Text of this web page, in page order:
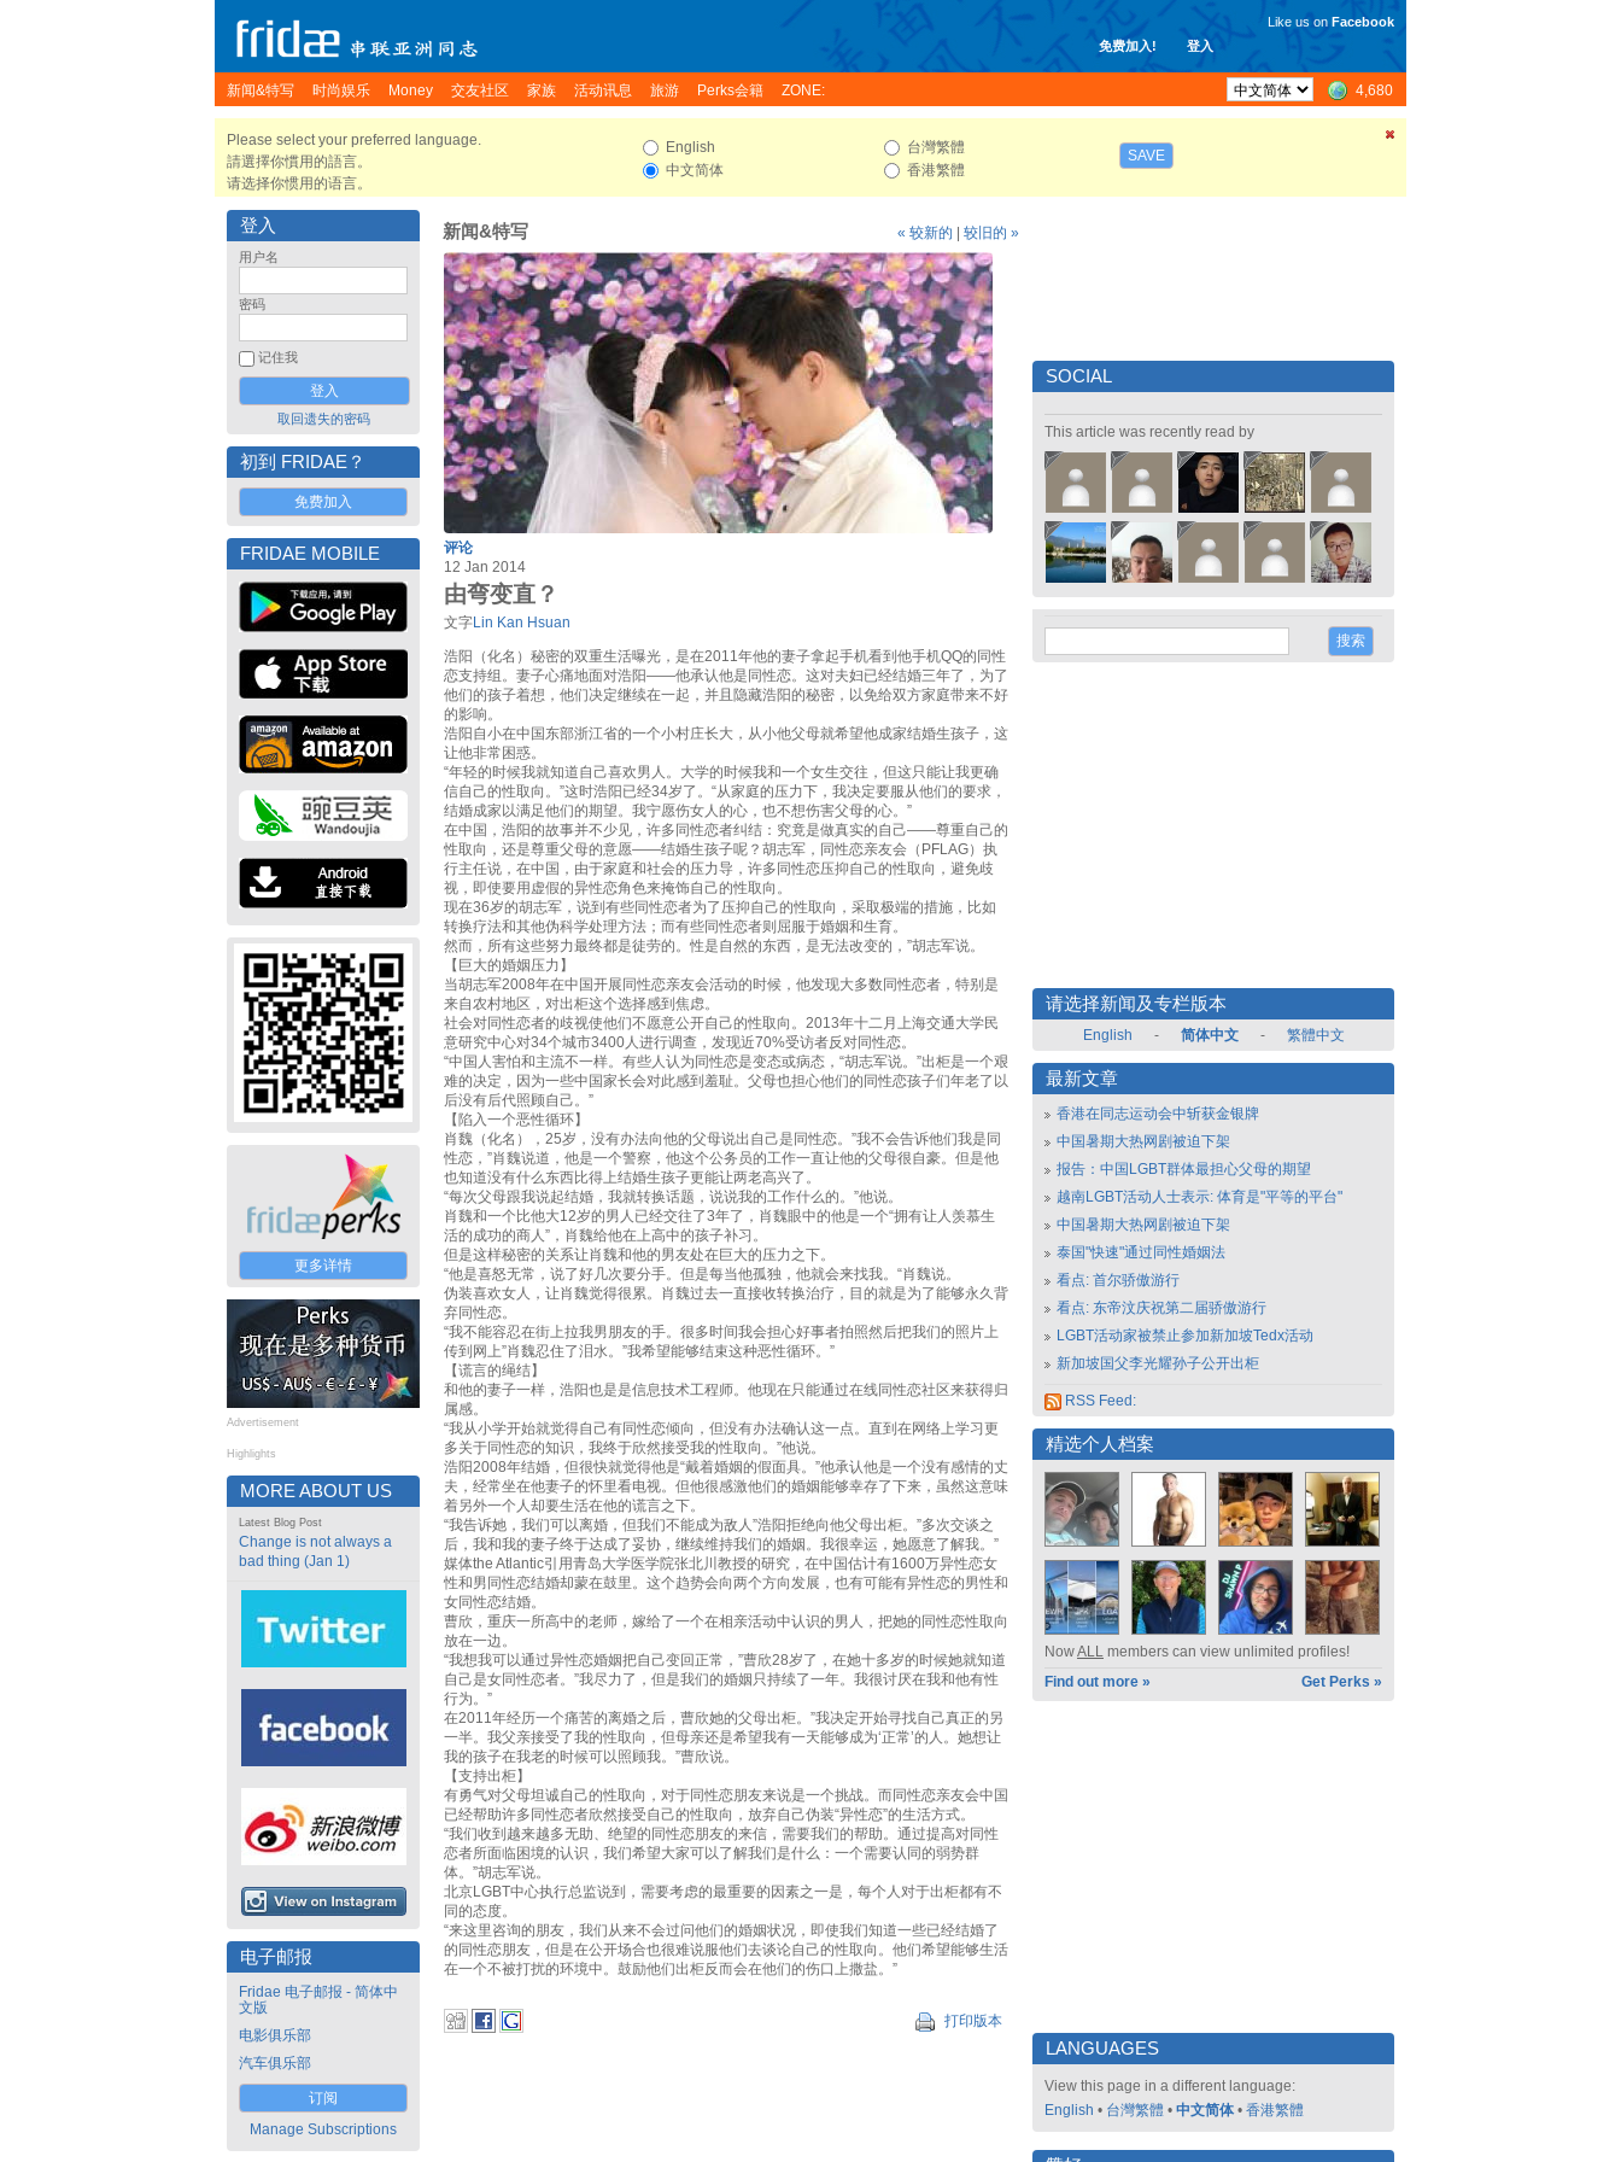
免费加入! 登入
Like us on Facebook
新闻&特写 时尚娱乐 Money 交友社区 家族 活动讯息 旅游 Perks会籍 ZONE: 4,680
Please select your preferred language.
請選擇你慣用的語言。
请选择你惯用的语言。
English
中文简体
台灣繁體
香港繁體
SAVE
登入
用户名
密码
记住我
取回遗失的密码
初到 FRIDAE？
免费加入
FRIDAE MOBILE
更多详情
Advertisement
Highlights
MORE ABOUT US
Latest Blog Post
Change is not always a
bad thing (Jan 1)
电子邮报
Fridae 电子邮报 - 简体中
文版
电影俱乐部
汽车俱乐部
订阅
Manage Subscriptions
新闻&特写 « 较新的 较旧的 »
评论
12 Jan 2014
由弯变直？
文字Lin Kan Hsuan
浩阳（化名）秘密的双重生活曝光，是在2011年他的妻子拿起手机看到他手机QQ的同性
恋支持组。妻子心痛地面对浩阳——他承认他是同性恋。这对夫妇已经结婚三年了，为了
他们的孩子着想，他们决定继续在一起，并且隐藏浩阳的秘密，以免给双方家庭带来不好
的影响。
浩阳自小在中国东部浙江省的一个小村庄长大，从小他父母就希望他成家结婚生孩子，这
让他非常困惑。
“年轻的时候我就知道自己喜欢男人。大学的时候我和一个女生交往，但这只能让我更确
信自己的性取向。”这时浩阳已经34岁了。“从家庭的压力下，我决定要服从他们的要求，
结婚成家以满足他们的期望。我宁愿伤女人的心，也不想伤害父母的心。”
在中国，浩阳的故事并不少见，许多同性恋者纠结：究竟是做真实的自己——尊重自己的
性取向，还是尊重父母的意愿——结婚生孩子呢？胡志军，同性恋亲友会（PFLAG）执
行主任说，在中国，由于家庭和社会的压力导，许多同性恋压抑自己的性取向，避免歧
视，即使要用虚假的异性恋角色来掩饰自己的性取向。
现在36岁的胡志军，说到有些同性恋者为了压抑自己的性取向，采取极端的措施，比如
转换疗法和其他伪科学处理方法；而有些同性恋者则屈服于婚姻和生育。
然而，所有这些努力最终都是徒劳的。性是自然的东西，是无法改变的，”胡志军说。
【巨大的婚姻压力】
当胡志军2008年在中国开展同性恋亲友会活动的时候，他发现大多数同性恋者，特别是
来自农村地区，对出柜这个选择感到焦虑。
社会对同性恋者的歧视使他们不愿意公开自己的性取向。2013年十二月上海交通大学民
意研究中心对34个城市3400人进行调查，发现近70%受访者反对同性恋。
“中国人害怕和主流不一样。有些人认为同性恋是变态或病态，“胡志军说。”出柜是一个艰
难的决定，因为一些中国家长会对此感到羞耻。父母也担心他们的同性恋孩子们年老了以
后没有后代照顾自己。”
【陷入一个恶性循环】
肖魏（化名），25岁，没有办法向他的父母说出自己是同性恋。”我不会告诉他们我是同
性恋，”肖魏说道，他是一个警察，他这个公务员的工作一直让他的父母很自豪。但是他
也知道没有什么东西比得上结婚生孩子更能让两老高兴了。
“每次父母跟我说起结婚，我就转换话题，说说我的工作什么的。”他说。
肖魏和一个比他大12岁的男人已经交往了3年了，肖魏眼中的他是一个“拥有让人羡慕生
活的成功的商人”，肖魏给他在上高中的孩子补习。
但是这样秘密的关系让肖魏和他的男友处在巨大的压力之下。
“他是喜怒无常，说了好几次要分手。但是每当他孤独，他就会来找我。“肖魏说。
伪装喜欢女人，让肖魏觉得很累。肖魏过去一直接收转换治疗，目的就是为了能够永久背
弃同性恋。
“我不能容忍在街上拉我男朋友的手。很多时间我会担心好事者拍照然后把我们的照片上
传到网上”肖魏忍住了泪水。”我希望能够结束这种恶性循环。”
【谎言的绳结】
和他的妻子一样，浩阳也是是信息技术工程师。他现在只能通过在线同性恋社区来获得归
属感。
“我从小学开始就觉得自己有同性恋倾向，但没有办法确认这一点。直到在网络上学习更
多关于同性恋的知识，我终于欣然接受我的性取向。”他说。
浩阳2008年结婚，但很快就觉得他是“戴着婚姻的假面具。”他承认他是一个没有感情的丈
夫，经常坐在他妻子的怀里看电视。但他很感激他们的婚姻能够幸存了下来，虽然这意味
着另外一个人却要生活在他的谎言之下。
“我告诉她，我们可以离婚，但我们不能成为敌人”浩阳拒绝向他父母出柜。”多次交谈之
后，我和我的妻子终于达成了妥协，继续维持我们的婚姻。我很幸运，她愿意了解我。”
媒体the Atlantic引用青岛大学医学院张北川教授的研究，在中国估计有1600万异性恋女
性和男同性恋结婚却蒙在鼓里。这个趋势会向两个方向发展，也有可能有异性恋的男性和
女同性恋结婚。
曹欣，重庆一所高中的老师，嫁给了一个在相亲活动中认识的男人，把她的同性恋性取向
放在一边。
“我想我可以通过异性恋婚姻把自己变回正常，”曹欣28岁了，在她十多岁的时候她就知道
自己是女同性恋者。”我尽力了，但是我们的婚姻只持续了一年。我很讨厌在我和他有性
行为。”
在2011年经历一个痛苦的离婚之后，曹欣她的父母出柜。”我决定开始寻找自己真正的另
一半。我父亲接受了我的性取向，但母亲还是希望我有一天能够成为‘正常’的人。她想让
我的孩子在我老的时候可以照顾我。”曹欣说。
【支持出柜】
有勇气对父母坦诚自己的性取向，对于同性恋朋友来说是一个挑战。而同性恋亲友会中国
已经帮助许多同性恋者欣然接受自己的性取向，放弃自己伪装“异性恋”的生活方式。
“我们收到越来越多无助、绝望的同性恋朋友的来信，需要我们的帮助。通过提高对同性
恋者所面临困境的认识，我们希望大家可以了解我们是什么：一个需要认同的弱势群
体。”胡志军说。
北京LGBT中心执行总监说到，需要考虑的最重要的因素之一是，每个人对于出柜都有不
同的态度。
“来这里咨询的朋友，我们从来不会过问他们的婚姻状况，即使我们知道一些已经结婚了
的同性恋朋友，但是在公开场合也很难说服他们去谈论自己的性取向。他们希望能够生活
在一个不被打扰的环境中。鼓励他们出柜反而会在他们的伤口上撒盐。”
打印版本
SOCIAL
This article was recently read by
请选择新闻及专栏版本
English - 简体中文 - 繁體中文
最新文章
香港在同志运动会中斩获金银牌
中国暑期大热网剧被迫下架
报告：中国LGBT群体最担心父母的期望
越南LGBT活动人士表示: 体育是"平等的平台"
中国暑期大热网剧被迫下架
泰国"快速"通过同性婚姻法
看点: 首尔骄傲游行
看点: 东帝汶庆祝第二届骄傲游行
LGBT活动家被禁止参加新加坡Tedx活动
新加坡国父李光耀孙子公开出柜
RSS Feed:
精选个人档案
NowALL members can view unlimited profiles!
Find out more »
Get Perks »
LANGUAGES
View this page in a different language:
English • 台灣繁體 • 中文简体 • 香港繁體